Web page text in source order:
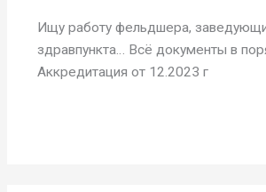
Ищу работу фельдшера,
здравпункта… Всё документы в
Аккредитация от 12.2023 г